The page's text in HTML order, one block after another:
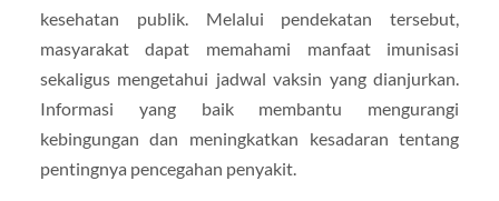
kesehatan publik. Melalui pendekatan tersebut,
masyarakat dapat memahami manfaat imunisasi
sekaligus mengetahui jadwal vaksin yang dianjurkan.
Informasi yang baik membantu mengurangi
kebingungan dan meningkatkan kesadaran tentang
pentingnya pencegahan penyakit.